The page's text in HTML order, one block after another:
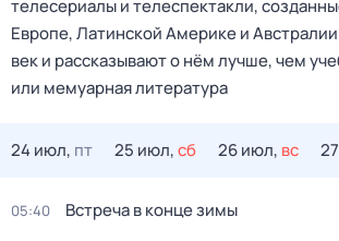
телесериалы и телеспектакли,
Европе, Латинской Америке и
век и рассказывают о нём лучше, чем
или мемуарная литература
24 июл, пт 25 июл,сб 26 июл, вс
05:40 Встреча в конце зимы